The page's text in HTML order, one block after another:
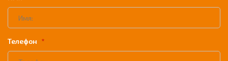
Телефон